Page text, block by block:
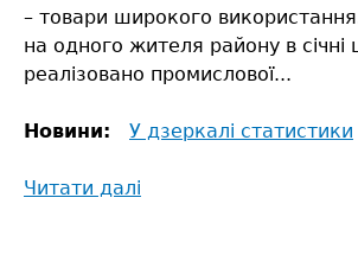
– товари широкого
на одного жителя району в січні
реалізовано промислової...
Новини: У дзеркалі статистики
Читати далі